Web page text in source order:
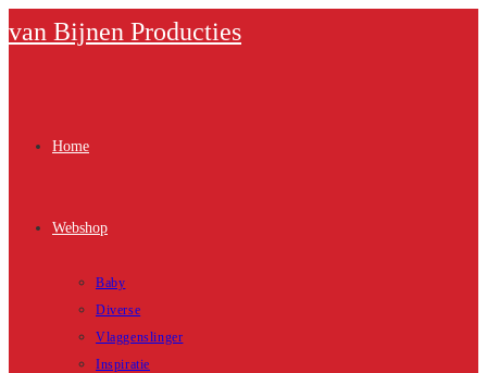
naar
van Bijnen Producties
Home
Webshop
Baby
Diverse
Vlaggenslinger
Inspiratie